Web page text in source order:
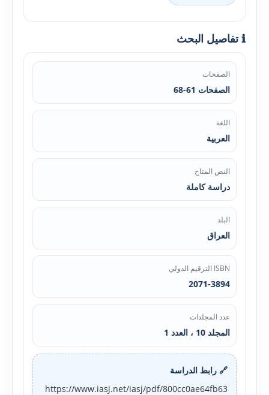
ℹ️ تفاصيل البحث
الصفحات
الصفحات 61-68
اللغة
العربية
النص المتاح
دراسة كاملة
البلد
العراق
ISBN الترقيم الدولي
2071-3894
عدد المجلدات
المجلد 10 ، العدد 1
🔗 رابط الدراسة
https://www.iasj.net/iasj/pdf/800cc0ae64fb63